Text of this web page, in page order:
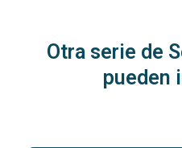
Otra serie de
pueden